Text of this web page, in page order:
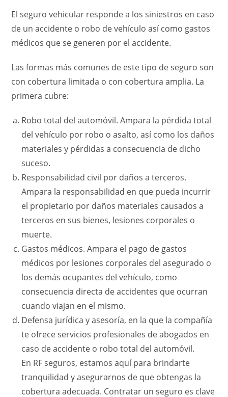
El seguro vehicular responde a los siniestros en caso
de un accidente o robo de vehículo así como gastos
médicos que se generen por el accidente.
Las formas más comunes de este tipo de seguro son
con cobertura limitada o con cobertura amplia. La
primera cubre:
Robo total del automóvil. Ampara la pérdida total
del vehículo por robo o asalto, así como los daños
materiales y pérdidas a consecuencia de dicho
suceso.
Responsabilidad civil por daños a terceros.
Ampara la responsabilidad en que pueda incurrir
el propietario por daños materiales causados a
terceros en sus bienes, lesiones corporales o
muerte.
Gastos médicos. Ampara el pago de gastos
médicos por lesiones corporales del asegurado o
los demás ocupantes del vehículo, como
consecuencia directa de accidentes que ocurran
cuando viajan en el mismo.
Defensa jurídica y asesoría, en la que la compañía
te ofrece servicios profesionales de abogados en
caso de accidente o robo total del automóvil.
En RF seguros, estamos aquí para brindarte
tranquilidad y asegurarnos de que obtengas la
cobertura adecuada. Contratar un seguro es clave